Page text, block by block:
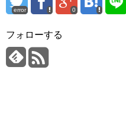
error 0
フォローする